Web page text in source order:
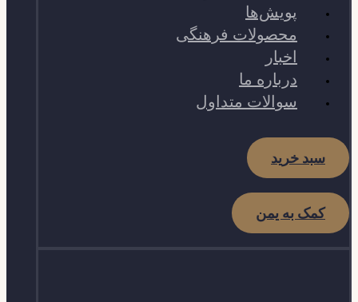
پویش‌ها
محصولات فرهنگی
اخبار
درباره ما
سوالات متداول
سبد خرید
کمک به یمن